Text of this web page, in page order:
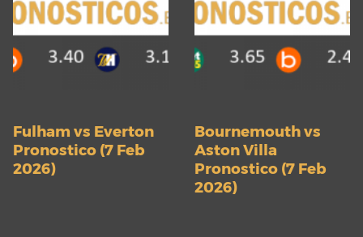
Fulham vs Everton
Pronostico (7 Feb
2026)
Bournemouth vs
Aston Villa
Pronostico (7 Feb
2026)